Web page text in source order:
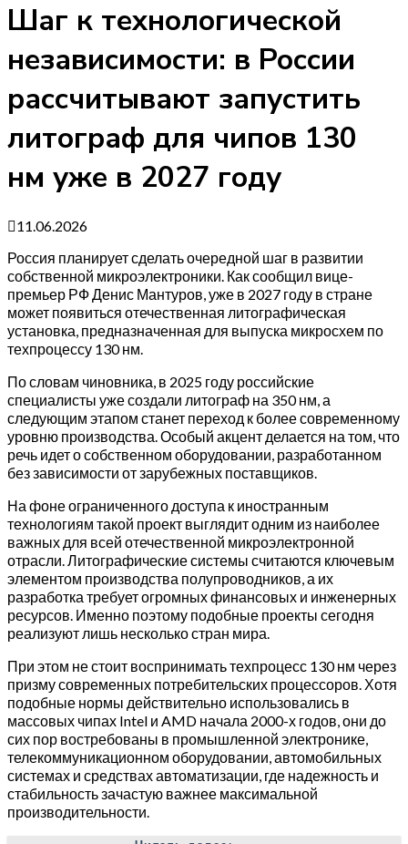
Шаг к технологической
независимости: в России
рассчитывают запустить
литограф для чипов 130
нм уже в 2027 году
11.06.2026
Россия планирует сделать очередной шаг в развитии
собственной микроэлектроники. Как сообщил вице-
премьер РФ Денис Мантуров, уже в 2027 году в стране
может появиться отечественная литографическая
установка, предназначенная для выпуска микросхем по
техпроцессу 130 нм.
По словам чиновника, в 2025 году российские
специалисты уже создали литограф на 350 нм, а
следующим этапом станет переход к более современному
уровню производства. Особый акцент делается на том, что
речь идет о собственном оборудовании, разработанном
без зависимости от зарубежных поставщиков.
На фоне ограниченного доступа к иностранным
технологиям такой проект выглядит одним из наиболее
важных для всей отечественной микроэлектронной
отрасли. Литографические системы считаются ключевым
элементом производства полупроводников, а их
разработка требует огромных финансовых и инженерных
ресурсов. Именно поэтому подобные проекты сегодня
реализуют лишь несколько стран мира.
При этом не стоит воспринимать техпроцесс 130 нм через
призму современных потребительских процессоров. Хотя
подобные нормы действительно использовались в
массовых чипах Intel и AMD начала 2000-х годов, они до
сих пор востребованы в промышленной электронике,
телекоммуникационном оборудовании, автомобильных
системах и средствах автоматизации, где надежность и
стабильность зачастую важнее максимальной
производительности.